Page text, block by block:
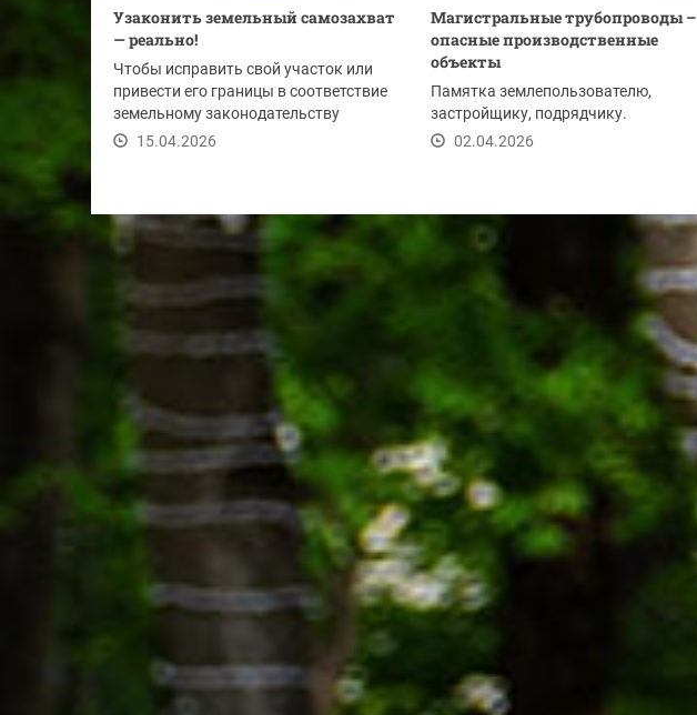
Узаконить земельный самозахват
— реально!
Чтобы исправить свой участок или
привести его границы в соответствие
земельному законодательству
собственники земель...
15.04.2026
Магистральные трубопроводы –
опасные производственные
объекты
Памятка землепользователю,
застройщику, подрядчику.
02.04.2026